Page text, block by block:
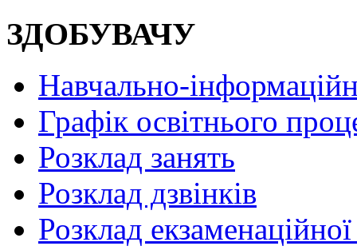
ЗДОБУВАЧУ
Навчально-
Графік освітнього
Розклад занять
Розклад дзвінків
Розклад екзаменаційної